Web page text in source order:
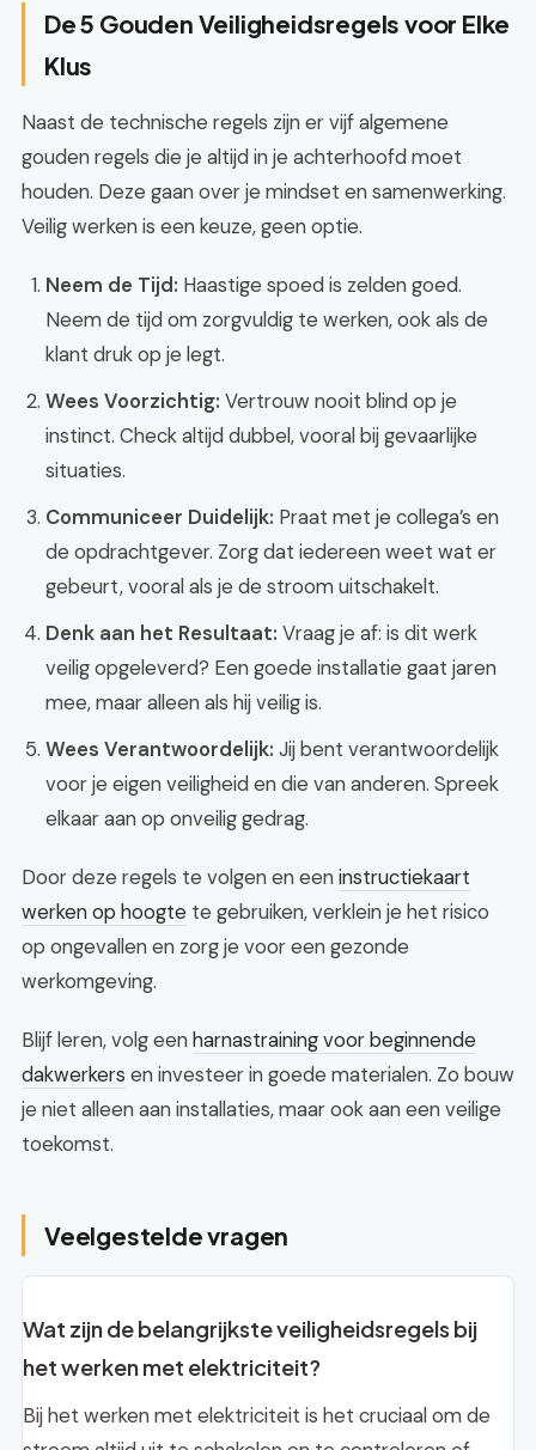
De 5 Gouden Veiligheidsregels voor Elke
Klus
Naast de technische regels zijn er vijf algemene
gouden regels die je altijd in je achterhoofd moet
houden. Deze gaan over je mindset en samenwerking.
Veilig werken is een keuze, geen optie.
Neem de Tijd: Haastige spoed is zelden goed.
Neem de tijd om zorgvuldig te werken, ook als de
klant druk op je legt.
Wees Voorzichtig: Vertrouw nooit blind op je
instinct. Check altijd dubbel, vooral bij gevaarlijke
situaties.
Communiceer Duidelijk: Praat met je collega’s en
de opdrachtgever. Zorg dat iedereen weet wat er
gebeurt, vooral als je de stroom uitschakelt.
Denk aan het Resultaat: Vraag je af: is dit werk
veilig opgeleverd? Een goede installatie gaat jaren
mee, maar alleen als hij veilig is.
Wees Verantwoordelijk: Jij bent verantwoordelijk
voor je eigen veiligheid en die van anderen. Spreek
elkaar aan op onveilig gedrag.
Door deze regels te volgen en eeninstructiekaart
werken op hoogte te gebruiken, verklein je het risico
op ongevallen en zorg je voor een gezonde
werkomgeving.
Blijf leren, volg eenharnastraining voor beginnende
dakwerkers en investeer in goede materialen. Zo bouw
je niet alleen aan installaties, maar ook aan een veilige
toekomst.
Veelgestelde vragen
Wat zijn de belangrijkste veiligheidsregels bij
het werken met elektriciteit?
Bij het werken met elektriciteit is het cruciaal om de